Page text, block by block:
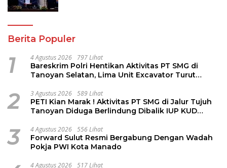
Berita Populer
1 4 Agustus 2026 797 Lihat
Bareskrim Polri Hentikan Aktivitas PT SMG di
Tanoyan Selatan, Lima Unit Excavator Turut
2 3 Agustus 2026 589 Lihat
PETI Kian Marak ! Aktivitas PT SMG di Jalur Tujuh
Tanoyan Diduga Berlindung Dibalik IUP KUD
3 4 Agustus 2026 556 Lihat
Forward Sulut Resmi Bergabung Dengan Wadah
Pokja PWI Kota Manado
4 Agustus 2026 517 Lihat